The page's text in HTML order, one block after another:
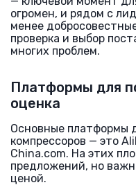
огромен, и рядом с
менее
проверка и выбор
многих проблем.
Платформы для
оценка
Основные платформы
компрессоров — это
China.com. На этих
предложений, но
ценой.